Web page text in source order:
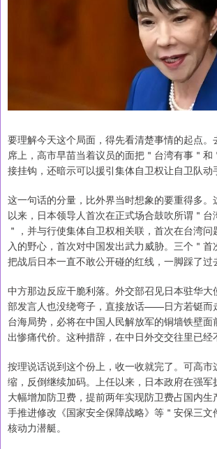
要理解今天这个局面，得先看清楚事情的起点
席上，高市早苗当着议员的面把＂台湾有事＂和
接挂钩，还暗示可以援引集体自卫权让自卫队动
这一句话的分量，比外界当时想象的要重得多
以来，日本领导人首次在正式场合鼓吹所谓＂
＂，并与行使集体自卫权相关联，首次在台湾
入的野心，首次对中国发出武力威胁。三个＂
把战后日本一直不敢公开碰的红线，一脚踩了过
中方那边反应干脆利落。外交部召见日本驻华
部发言人也没绕弯子，直接放话——日方若铤而
台海局势，必将在中国人民解放军的铜墙铁壁
出惨痛代价。这种措辞，在中日外交交往里已经
按理说话说到这个份上，收一收就完了。可高市
缩，反倒继续加码。上任以来，日本政府在强军
大幅增加防卫费，提前两年实现防卫费占国内
手推进修改《国家安全保障战略》等＂安保三
核动力潜艇。